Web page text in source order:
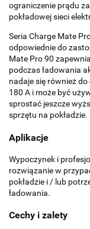
ograniczenie prądu
pokładowej sieci
Seria Charge Mate
odpowiednie do
Mate Pro 90
podczas ładowania
nadaje się również
180 A i może być
sprostać jeszcze
sprzętu na pokładzie.
Aplikacje
Wypoczynek i
rozwiązanie w
pokładzie i / lub
ładowania.
Cechy i zalety